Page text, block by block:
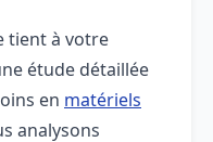
tient à votre
étude détaillée
en matériels
analysons